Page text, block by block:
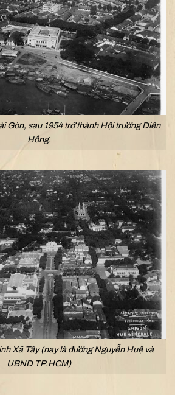
Gòn, sau 1954 trở thành Hội trường Diên
Hồng.
Xã Tây (nay là đường Nguyễn Huệ và
UBND TP.HCM)